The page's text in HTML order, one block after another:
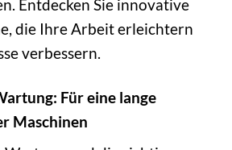
Entdecken Sie innovative
die Ihre Arbeit erleichtern
verbessern.
Für eine lange
Maschinen